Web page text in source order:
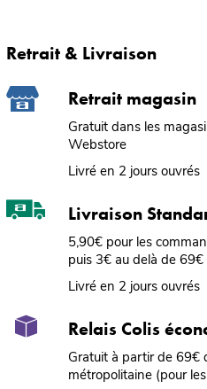
Retrait & Livraison
Retrait magasin
Gratuit dans les
Webstore
Livré en 2 jours ouvrés
Livraison
5,90€ pour les
puis 3€ au delà de
Livré en 2 jours ouvrés
Relais Colis
Gratuit à partir de 69€
métropolitaine (pour